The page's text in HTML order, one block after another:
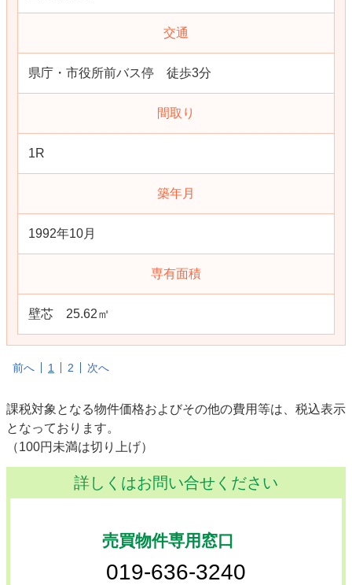
交通
県庁・市役所前バス停 徒歩3分
間取り
1R
築年月
1992年10月
専有面積
壁芯 25.62㎡
前へ 1 2 次へ
課税対象となる物件価格およびその他の費用等は、税込表示
となっております。
（100円未満は切り上げ）
詳しくはお問い合せください
売買物件専用窓口
019-636-3240